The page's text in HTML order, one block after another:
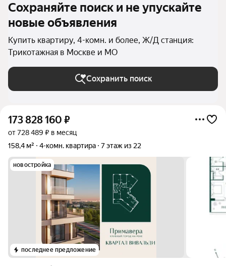
Сохраняйте поиск и не упускайте
новые объявления
Купить квартиру, 4-комн. и более, Ж/Д станция:
Трикотажная в Москве и МО
Сохранить поиск
173 828 160 ₽
от 728 489 ₽ в месяц
158,4 м²
4-комн. квартира 7 этаж из 22
новостройка
последнее предложение